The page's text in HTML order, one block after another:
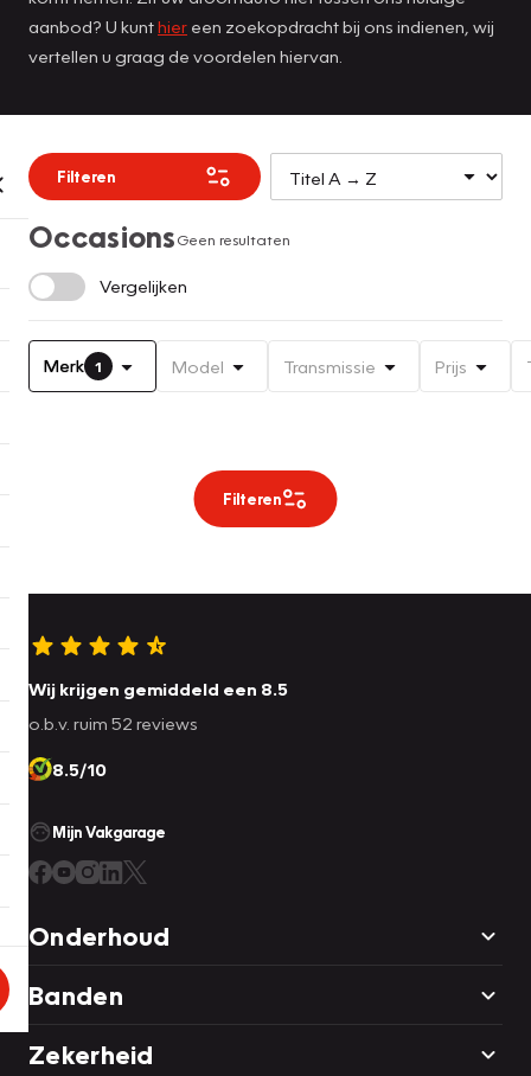
aanbod? U kunthier een zoekopdracht bij ons indienen, wij
vertellen u graag de voordelen hiervan.
Filteren
OccasionsGeen resultaten
Vergelijken
Merk 1 Model Transmissie Prijs
Filteren
Wij krijgen gemiddeld een 8.5
o.b.v. ruim 52 reviews
8.5/10
Mijn Vakgarage
Onderhoud
Banden
Zekerheid